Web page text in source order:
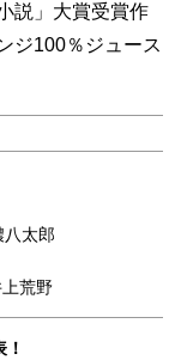
説」大賞受賞作
ジ100％ジュース
太郎
荒野